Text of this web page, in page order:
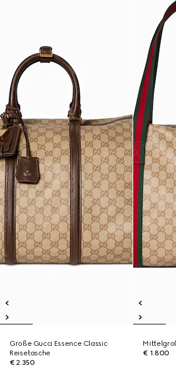
Große Gucci Essence Classic
Reisetasche
€ 2.350
€ 1.800